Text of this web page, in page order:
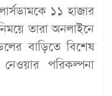
১১ হাজার
তারা অনলাইনে
বাড়িতে বিশেষ
পরিকল্পনা